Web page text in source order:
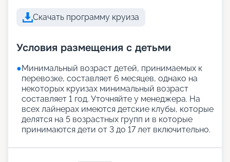
Скачать программу круиза
Условия размещения с детьми
●Минимальный возраст детей, принимаемых к
перевозке, составляет 6 месяцев, однако на
некоторых круизах минимальный возраст
составляет 1 год. Уточняйте у менеджера. На
всех лайнерах имеются детские клубы, которые
делятся на 5 возрастных групп и в которые
принимаются дети от 3 до 17 лет включительно.